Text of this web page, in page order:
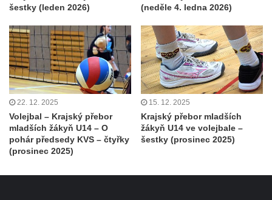
šestky (leden 2026)
(neděle 4. ledna 2026)
22. 12. 2025
Volejbal – Krajský přebor
mladších žákyň U14 – O
pohár předsedy KVS – čtyřky
(prosinec 2025)
15. 12. 2025
Krajský přebor mladších
žákyň U14 ve volejbale –
šestky (prosinec 2025)